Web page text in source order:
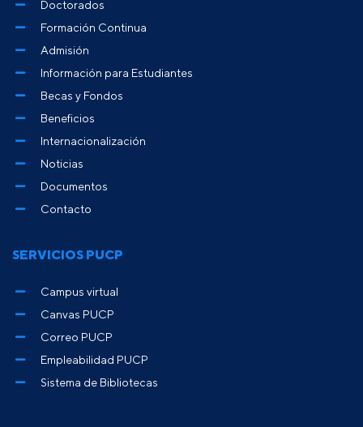
Doctorados
Formación Continua
Admisión
Información para Estudiantes
Becas y Fondos
Beneficios
Internacionalización
Noticias
Documentos
Contacto
SERVICIOS PUCP
Campus virtual
Canvas PUCP
Correo PUCP
Empleabilidad PUCP
Sistema de Bibliotecas